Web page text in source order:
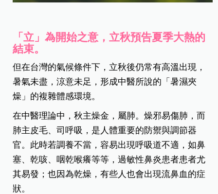
「立」為開始之意，立秋預告夏季大熱的
結束。
但在台灣的氣候條件下，立秋後仍常有高溫出現，
暑氣未盡，涼意未足，形成中醫所說的「暑濕夾
燥」的複雜體感環境。
在中醫理論中，秋主燥金，屬肺。燥邪易傷肺，而
肺主皮毛、司呼吸，是人體重要的防禦與調節器
官。此時若調養不當，容易出現呼吸道不適，如鼻
塞、乾咳、咽乾喉癢等等，過敏性鼻炎患者患者尤
其易發；也因為乾燥，有些人也會出現流鼻血的症
狀。